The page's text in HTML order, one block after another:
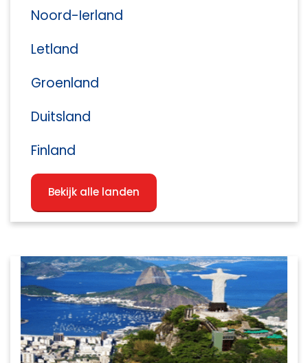
Noord-Ierland
Letland
Groenland
Duitsland
Finland
Bekijk alle landen